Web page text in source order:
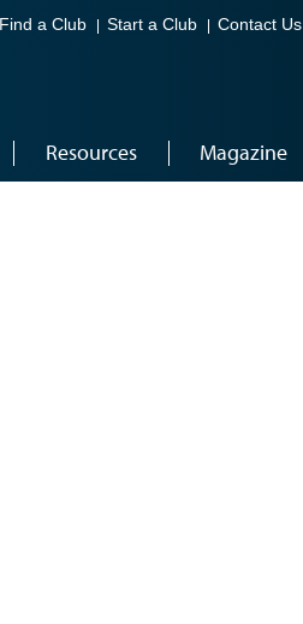
Find a Club Start a Club Contact Us
Resources Magazine